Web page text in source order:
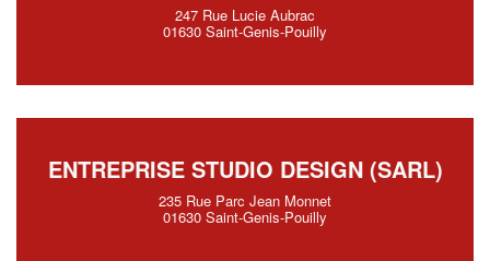
247 Rue Lucie Aubrac
01630 Saint-Genis-Pouilly
ENTREPRISE STUDIO DESIGN (SARL)
235 Rue Parc Jean Monnet
01630 Saint-Genis-Pouilly